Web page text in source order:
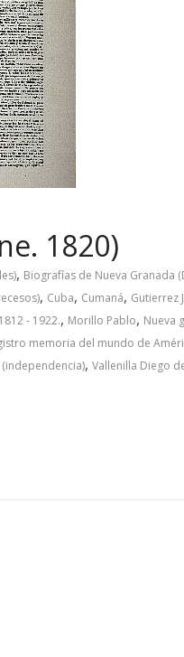
1820)
, Biografías de Nueva Granada
, Cuba, Cumaná, Gutierrez
- 1922., Morillo Pablo, Nueva
memoria del mundo de
(independencia), Vallenilla Diego